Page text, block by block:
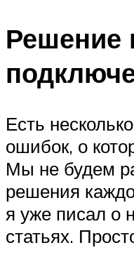
Решение
Есть
ошибок, о
Мы не будем
решения
я уже писал о
статьях.